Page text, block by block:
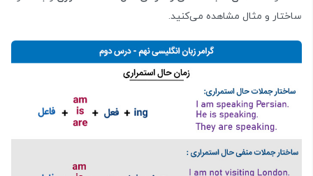
ساختار و مثال مشاهده می‌کنید.